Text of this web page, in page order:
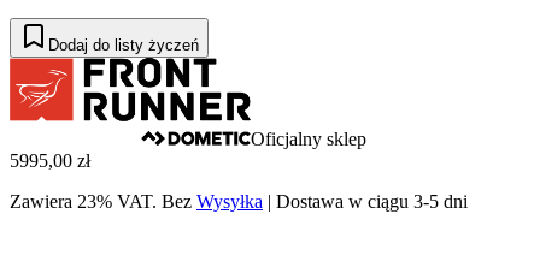
Dodaj do listy życzeń
Oficjalny sklep
5995,00 zł
Zawiera 23% VAT. Bez Wysyłka | Dostawa w ciągu 3-5 dni